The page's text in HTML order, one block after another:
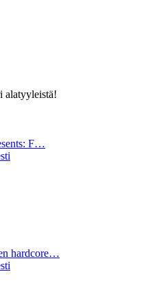
alatyyleistä!
F…
hardcore…